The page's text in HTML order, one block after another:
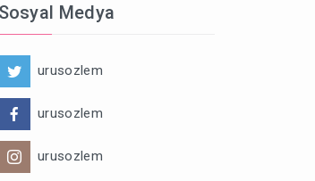
Sosyal Medya
urusozlem
urusozlem
urusozlem